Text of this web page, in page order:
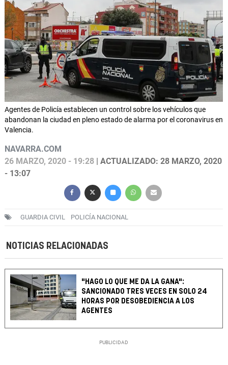
Agentes de Policía establecen un control sobre los vehículos que
abandonan la ciudad en pleno estado de alarma por el coronavirus en
Valencia.
NAVARRA.COM
26 MARZO, 2020 - 19:28 | ACTUALIZADO: 28 MARZO, 2020
- 13:07
GUARDIA CIVIL POLICÍA NACIONAL
NOTICIAS RELACIONADAS
"HAGO LO QUE ME DA LA GANA":
SANCIONADO TRES VECES EN SOLO 24
HORAS POR DESOBEDIENCIA A LOS
AGENTES